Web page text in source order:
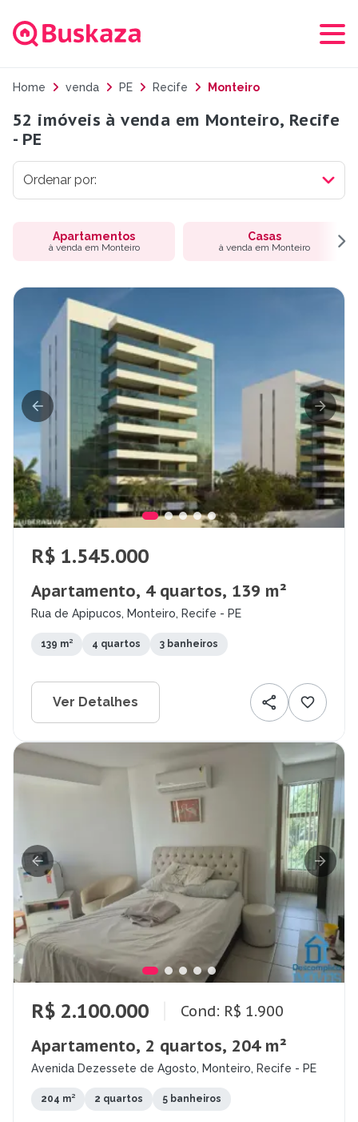
Home venda PE Recife Monteiro
52 imóveis à venda em Monteiro, Recife
- PE
Apartamentos
à venda em Monteiro
Casas
à venda em Monteiro
R$ 1.545.000
Apartamento, 4 quartos, 139 m²
Rua de Apipucos, Monteiro, Recife - PE
139 m² 4 quartos 3 banheiros
Ver Detalhes
R$ 2.100.000 Cond: R$ 1.900
Apartamento, 2 quartos, 204 m²
Avenida Dezessete de Agosto, Monteiro, Recife - PE
204 m² 2 quartos 5 banheiros